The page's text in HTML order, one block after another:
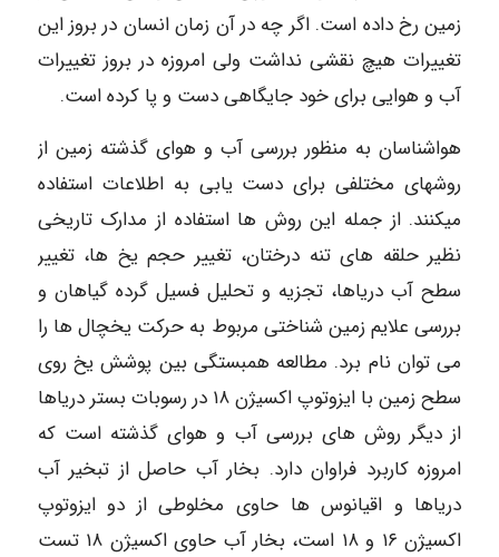
زمین رخ داده است. اگر چه در آن زمان انسان در بروز این
تغییرات هیچ نقشی نداشت ولی امروزه در بروز تغییرات
آب و هوایی برای خود جایگاهی دست و پا کرده است.
هواشناسان به منظور بررسی آب و هوای گذشته زمین از
روشهای مختلفی برای دست یابی به اطلاعات استفاده
میکنند. از جمله این روش ها استفاده از مدارک تاریخی
نظیر حلقه های تنه درختان، تغییر حجم يخ ها، تغییر
سطح آب دریاها، تجزیه و تحلیل فسیل گرده گیاهان و
بررسی علایم زمین شناختی مربوط به حرکت یخچال ها را
می توان نام برد. مطالعه همبستگی بین پوشش یخ روی
سطح زمین با ایزوتوپ اکسیژن ۱۸ در رسوبات بستر دریاها
از دیگر روش های بررسی آب و هوای گذشته است که
امروزه کاربرد فراوان دارد. بخار آب حاصل از تبخیر آب
دریاها و اقیانوس ها حاوی مخلوطی از دو ایزوتوپ
اکسیژن ۱۶ و ۱۸ است، بخار آب حاوی اکسیژن ۱۸ تست